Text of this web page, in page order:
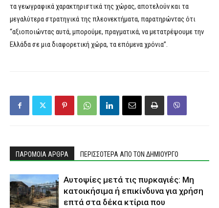
τα γεωγραφικά χαρακτηριστικά της χώρας, αποτελούν και τα
μεγαλύτερα στρατηγικά της πλεονεκτήματα, παρατηρώντας ότι
“αξιοποιώντας αυτά, μπορούμε, πραγματικά, να μετατρέψουμε την
Ελλάδα σε μια διαφορετική χώρα, τα επόμενα χρόνια”.
ΠΑΡΟΜΟΙΑ ΑΡΘΡΑ ΠΕΡΙΣΣΟΤΕΡΑ ΑΠΟ ΤΟΝ ΔΗΜΙΟΥΡΓΟ
Αυτοψίες μετά τις πυρκαγιές: Μη
κατοικήσιμα ή επικίνδυνα για χρήση
επτά στα δέκα κτίρια που